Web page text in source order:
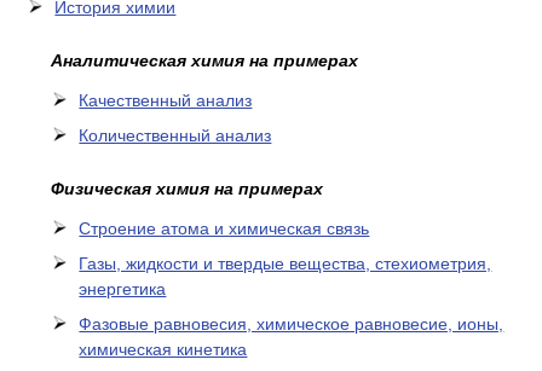
История химии
Аналитическая химия на примерах
Качественный анализ
Количественный анализ
Физическая химия на примерах
Cтроение атома и химическая связь
Газы, жидкости и твердые вещества, стехиометрия,
энергетика
Фазовые равновесия, химическое равновесие, ионы,
химическая кинетика